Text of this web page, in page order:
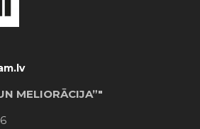
MELIORĀCIJA”"